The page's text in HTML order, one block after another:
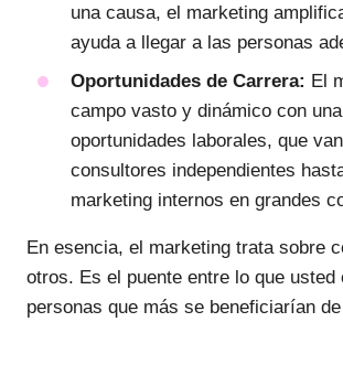
una causa, el marketing
ayuda a llegar a las personas
Oportunidades de Carrera: El
campo vasto y dinámico con
oportunidades laborales, que
consultores independientes
marketing internos en grandes
En esencia, el marketing trata sobre
otros. Es el puente entre lo que usted
personas que más se beneficiarían